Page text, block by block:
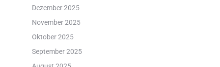
Dezember 2025
November 2025
Oktober 2025
September 2025